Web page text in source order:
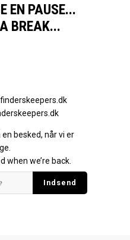
EN PAUSE...
BREAK...
besked, når vi er
when we’re back.